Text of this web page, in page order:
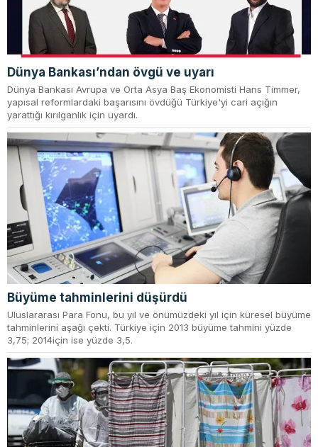
Dünya Bankası’ndan övgü ve uyarı
Dünya Bankası Avrupa ve Orta Asya Baş Ekonomisti Hans Timmer,
yapısal reformlardaki başarısını övdüğü Türkiye'yi cari açığın
yarattığı kırılganlık için uyardı.
Büyüme tahminlerini düşürdü
Uluslararası Para Fonu, bu yıl ve önümüzdeki yıl için küresel büyüme
tahminlerini aşağı çekti. Türkiye için 2013 büyüme tahmini yüzde
3,75; 2014için ise yüzde 3,5.